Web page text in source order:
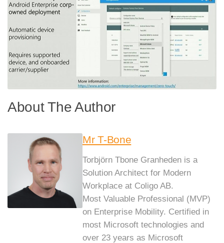
About The Author
Mr T-Bone
Torbjörn Tbone Granheden is a
Solution Architect for Modern
Workplace at Coligo AB.
Most Valuable Professional (MVP)
on Enterprise Mobility. Certified in
most Microsoft technologies and
over 23 years as Microsoft